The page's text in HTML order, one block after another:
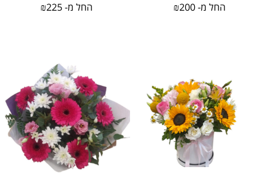
החל מ- ₪200 החל מ- ₪225